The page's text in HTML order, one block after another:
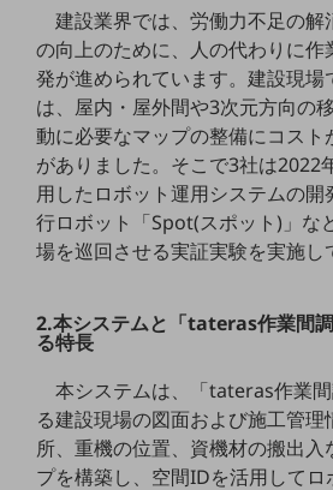
モビリティ
製造・建設業
小売業
キーワードで探す
モバイルTOP
法人向けスマホ・携帯に関する、
おすすめの機種、料金やサービスをご紹介
製品
製品TOP
ビジネス向けスマートフォン
タフネススマートフォン
データ通信製品
ドコモケータイ
建設業界では、労働力不足の解
の向上のために、人の代わりに作
発が進められています。建設現場
は、屋内・屋外間や3次元方向の
動に必要なマップの整備にコスト
がありました。そこで3社は2022
用したロボット運用システムの
行ロボット「Spot(スポット)」な
場を巡回させる実証実験を実施し
2.本システムと「tateras作業間
る特長
本システムは、「tateras作業
る建設現場の図面および施工管
所、重機の位置、資機材の搬出入
プを構築し、空間IDを活用してロ